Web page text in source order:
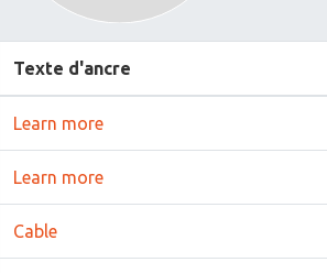
Texte d'ancre
Learn more
Learn more
Cable